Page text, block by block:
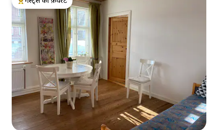
गेस्ट्स का टॉप फ़ेवरेट